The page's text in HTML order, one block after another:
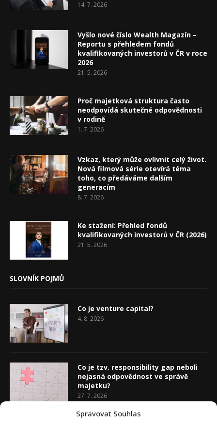
Spravovat Souhlas
14. 7. 2026
Vyšlo nové číslo Wealth Magazín –
Reportu s přehledem fondů
kvalifikovaných investorů v ČR v roce
2026
21. 5. 2026
Proč majetková struktura často
neodpovídá skutečné odpovědnosti
v rodině
1. 7. 2026
Vzkaz, který může ovlivnit celý život.
Nová filmová série otevírá téma
toho, co předáváme dalším
generacím
8. 7. 2026
Ke stažení: Přehled fondů
kvalifikovaných investorů v ČR (2026)
21. 5. 2026
SLOVNÍK POJMŮ
Co je venture capital?
4. 8. 2026
Co je tzv. responsibility gap neboli
nejasná odpovědnost ve správě
majetku?
27. 7. 2026